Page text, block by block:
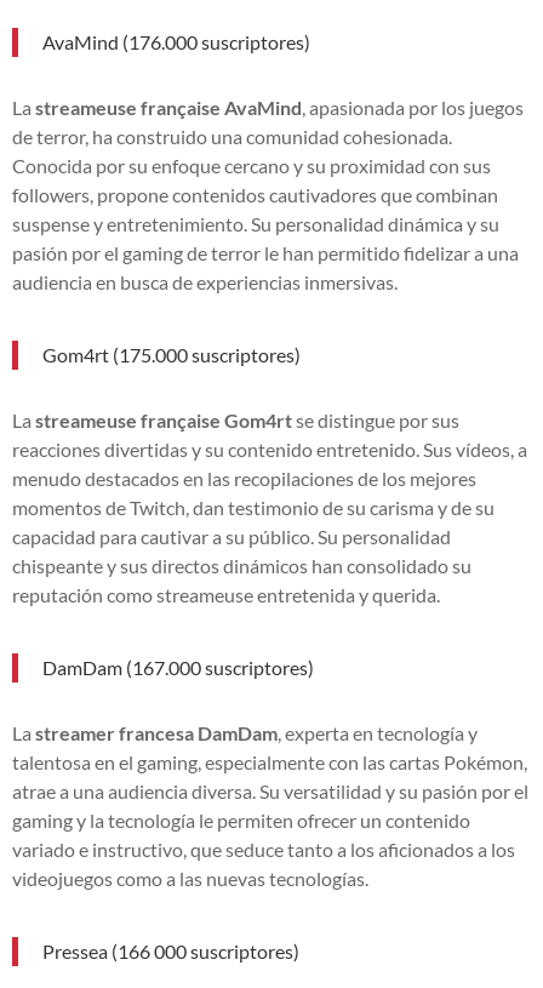
AvaMind (176.000 suscriptores)
La streameuse française AvaMind , apasionada por los juegos
de terror, ha construido una comunidad cohesionada.
Conocida por su enfoque cercano y su proximidad con sus
followers, propone contenidos cautivadores que combinan
suspense y entretenimiento. Su personalidad dinámica y su
pasión por el gaming de terror le han permitido fidelizar a una
audiencia en busca de experiencias inmersivas.
Gom4rt (175.000 suscriptores)
La streameuse française Gom4rtse distingue por sus
reacciones divertidas y su contenido entretenido. Sus vídeos, a
menudo destacados en las recopilaciones de los mejores
momentos de Twitch, dan testimonio de su carisma y de su
capacidad para cautivar a su público. Su personalidad
chispeante y sus directos dinámicos han consolidado su
reputación como streameuse entretenida y querida.
DamDam (167.000 suscriptores)
La streamer francesa DamDam , experta en tecnología y
talentosa en el gaming, especialmente con las cartas Pokémon,
atrae a una audiencia diversa. Su versatilidad y su pasión por el
gaming y la tecnología le permiten ofrecer un contenido
variado e instructivo, que seduce tanto a los aficionados a los
videojuegos como a las nuevas tecnologías.
Pressea (166 000 suscriptores)